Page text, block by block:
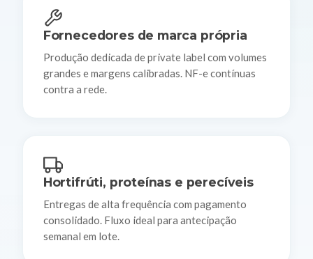
Fornecedores de marca própria
Produção dedicada de private label com volumes
grandes e margens calibradas. NF-e contínuas
contra a rede.
Hortifrúti, proteínas e perecíveis
Entregas de alta frequência com pagamento
consolidado. Fluxo ideal para antecipação
semanal em lote.